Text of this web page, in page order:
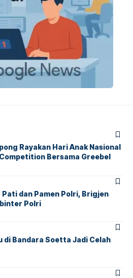
Rayakan Hari Anak Nasional
Bersama Greebel
dan Pamen Polri, Brigjen
Polri
di Bandara Soetta Jadi Celah